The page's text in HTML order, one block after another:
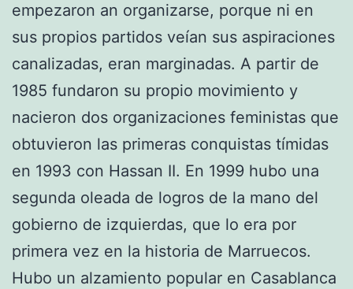
empezaron an organizarse, porque ni en
sus propios partidos veían sus aspiraciones
canalizadas, eran marginadas. A partir de
1985 fundaron su propio movimiento y
nacieron dos organizaciones feministas que
obtuvieron las primeras conquistas tímidas
en 1993 con Hassan II. En 1999 hubo una
segunda oleada de logros de la mano del
gobierno de izquierdas, que lo era por
primera vez en la historia de Marruecos.
Hubo un alzamiento popular en Casablanca